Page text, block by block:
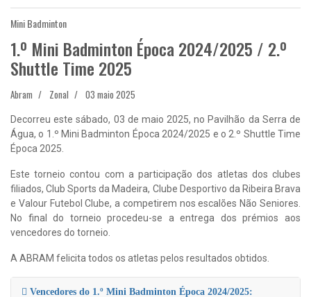
Mini Badminton
1.º Mini Badminton Época 2024/2025 / 2.º
Shuttle Time 2025
Abram Zonal 03 maio 2025
Decorreu este sábado, 03 de maio 2025, no Pavilhão da Serra de
Água, o 1.º Mini Badminton Época 2024/2025 e o 2.º Shuttle Time
Época 2025.
Este torneio contou com a participação dos atletas dos clubes
filiados, Club Sports da Madeira, Clube Desportivo da Ribeira Brava
e Valour Futebol Clube, a competirem nos escalões Não Seniores.
No final do torneio procedeu-se a entrega dos prémios aos
vencedores do torneio.
A ABRAM felicita todos os atletas pelos resultados obtidos.
Vencedores do 1.º Mini Badminton Época 2024/2025: